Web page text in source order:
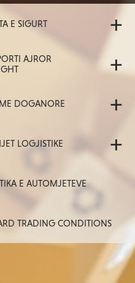
E SIGURT +
AJROR
+
DOGANORE +
LOGJISTIKE +
E AUTOMJETEVE
TRADING CONDITIONS